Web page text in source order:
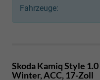
Fahrzeuge:
Skoda KamiqStyle 1.0
Winter, ACC, 17-Zoll